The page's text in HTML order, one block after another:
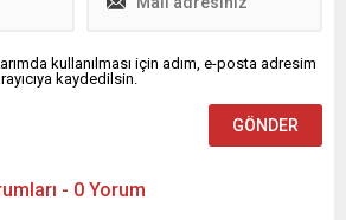
kullanılması için adım, e-posta adresim
kaydedilsin.
- 0 Yorum